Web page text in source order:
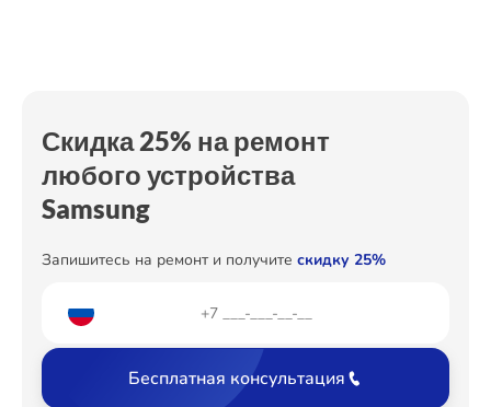
Замена платы брелка
Скидка 25% на ремонт
любого устройства
Samsung
Запишитесь на ремонт и получите скидку 25%
Бесплатная консультация
Ремонт Морозильных камер
Ремонт ТВ-приставок